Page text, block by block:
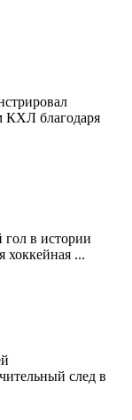
КХЛ благодаря
в истории
хоккейная ...
след в